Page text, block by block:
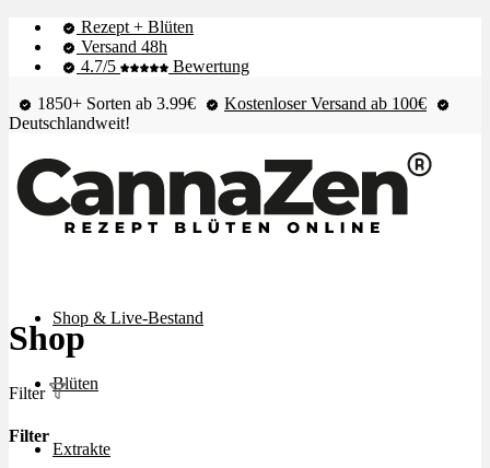
Rezept + Blüten
Versand 48h
4.7/5
Bewertung
1850+ Sorten ab 3.99€
Kostenloser Versand ab 100€
Deutschlandweit!
Shop & Live-Bestand
Blüten
Extrakte
Shop
Filter
Filter